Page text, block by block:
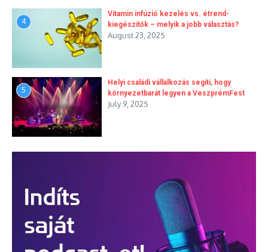
4
Vitamin infúzió kezelés vs. étrend-
kiegészítők – melyik a jobb választás?
August 23, 2025
5
Helyi családi vállalkozás segíti, hogy
környezetbarát legyen a VeszprémFest
July 9, 2025